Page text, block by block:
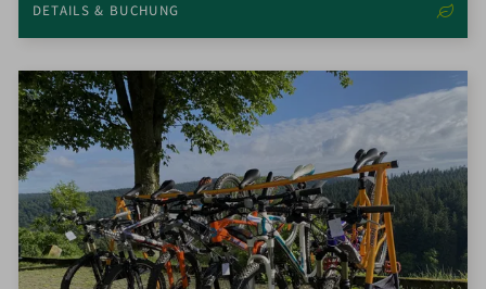
DETAILS & BUCHUNG